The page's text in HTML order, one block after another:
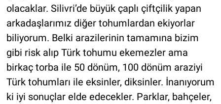
olacaklar. Silivri’de büyük çaplı çiftçilik yapan
arkadaşlarımız diğer tohumlardan ekiyorlar
biliyorum. Belki arazilerinin tamamına bizim
gibi risk alıp Türk tohumu ekemezler ama
birkaç torba ile 50 dönüm, 100 dönüm araziyi
Türk tohumları ile eksinler, diksinler. İnanıyorum
ki iyi sonuçlar elde edecekler. Parklar, bahçeler,